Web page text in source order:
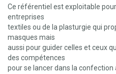
Ce référentiel est exploitable
entreprises
textiles ou de la plasturgie qui
masques mais
aussi pour guider celles et ceux
des compétences
pour se lancer dans la confection